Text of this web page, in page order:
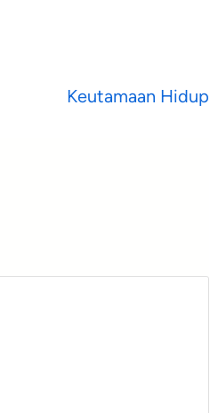
Keutamaan Hidup